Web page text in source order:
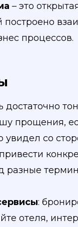
– это
построено
процессов.
достаточно
прощения,
увидел со
разные
:
отеля,